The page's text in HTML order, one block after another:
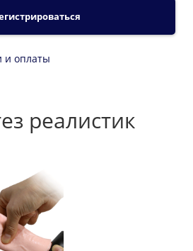
и оплаты
реалистик